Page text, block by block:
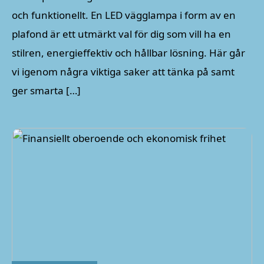
och funktionellt. En LED vägglampa i form av en
plafond är ett utmärkt val för dig som vill ha en
stilren, energieffektiv och hållbar lösning. Här går
vi igenom några viktiga saker att tänka på samt
ger smarta […]